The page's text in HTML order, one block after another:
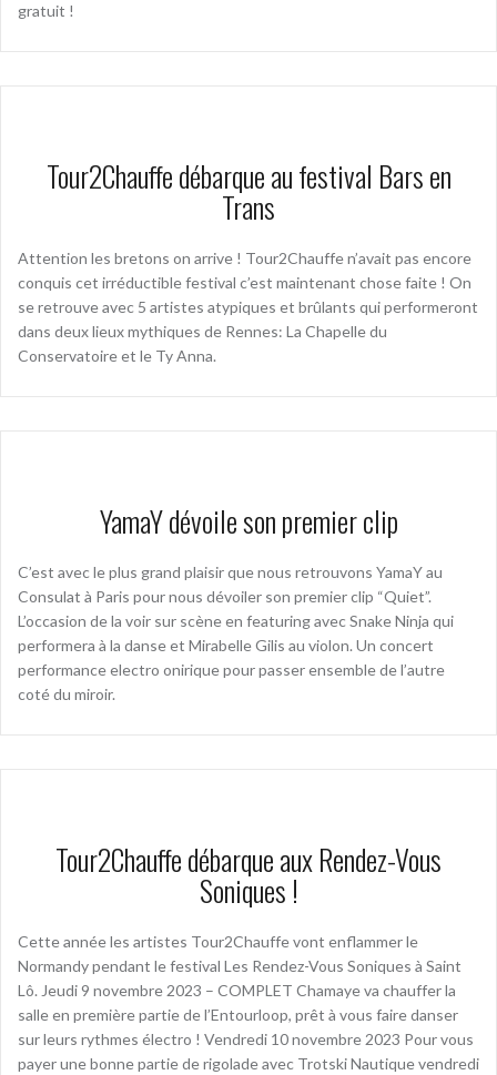
gratuit !
Tour2Chauffe débarque au festival Bars en
Trans
Attention les bretons on arrive ! Tour2Chauffe n’avait pas encore
conquis cet irréductible festival c’est maintenant chose faite ! On
se retrouve avec 5 artistes atypiques et brûlants qui performeront
dans deux lieux mythiques de Rennes: La Chapelle du
Conservatoire et le Ty Anna.
YamaY dévoile son premier clip
C’est avec le plus grand plaisir que nous retrouvons YamaY au
Consulat à Paris pour nous dévoiler son premier clip “Quiet”.
L’occasion de la voir sur scène en featuring avec Snake Ninja qui
performera à la danse et Mirabelle Gilis au violon. Un concert
performance electro onirique pour passer ensemble de l’autre
coté du miroir.
Tour2Chauffe débarque aux Rendez-Vous
Soniques !
Cette année les artistes Tour2Chauffe vont enflammer le
Normandy pendant le festival Les Rendez-Vous Soniques à Saint
Lô. Jeudi 9 novembre 2023 – COMPLET Chamaye va chauffer la
salle en première partie de l’Entourloop, prêt à vous faire danser
sur leurs rythmes électro ! Vendredi 10 novembre 2023 Pour vous
payer une bonne partie de rigolade avec Trotski Nautique vendredi